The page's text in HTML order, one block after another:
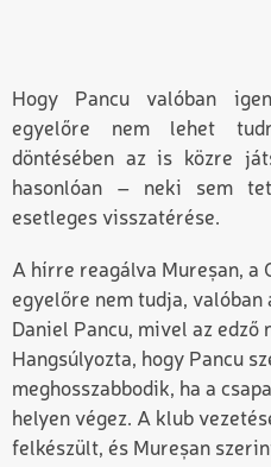
Hogy Pancu valóban
egyelőre nem lehet
döntésében az is közre
hasonlóan – neki sem
esetleges visszatérése.
A hírre reagálva Mureșan, a
egyelőre nem tudja, valóban
Daniel Pancu, mivel az edző
Hangsúlyozta, hogy Pancu
meghosszabbodik, ha a
helyen végez. A klub
felkészült, és Mureșan